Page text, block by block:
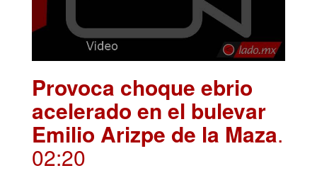
Provoca choque ebrio
acelerado en el bulevar
Emilio Arizpe de la Maza.
02:20